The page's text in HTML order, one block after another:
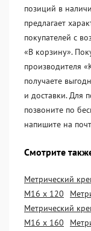
позиций в
предлагает
покупателей с
«В корзину».
производителя
получаете
и доставки. Для
позвоните по
напишите на
Смотрите
Метрический
М16 х 120
Метрический
М16 х 160